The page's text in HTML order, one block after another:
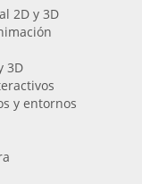
2D y 3D
3D
y entornos